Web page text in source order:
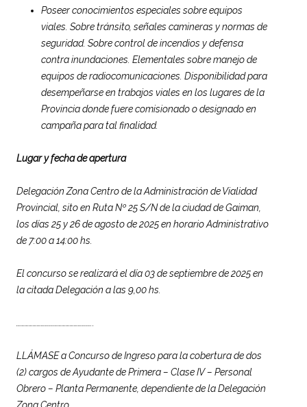
Poseer conocimientos especiales sobre equipos
viales. Sobre tránsito, señales camineras y normas de
seguridad. Sobre control de incendios y defensa
contra inundaciones. Elementales sobre manejo de
equipos de radiocomunicaciones. Disponibilidad para
desempeñarse en trabajos viales en los lugares de la
Provincia donde fuere comisionado o designado en
campaña para tal finalidad.
Lugar y fecha de apertura
Delegación Zona Centro de la Administración de Vialidad
Provincial, sito en Ruta Nº 25 S/N de la ciudad de Gaiman,
los días 25 y 26 de agosto de 2025 en horario Administrativo
de 7:00 a 14:00 hs.
El concurso se realizará el día 03 de septiembre de 2025 en
la citada Delegación a las 9,00 hs.
LLÁMASE a Concurso de Ingreso para la cobertura de dos
(2) cargos de Ayudante de Primera – Clase IV – Personal
Obrero – Planta Permanente, dependiente de la Delegación
Zona Centro.